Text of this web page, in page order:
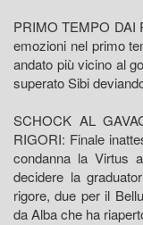
PRIMO TEMPO DAI
emozioni nel primo
andato più vicino al
superato Sibi
SCHOCK AL
RIGORI: Finale
condanna la Virtus
decidere la
rigore, due per il
da Alba che ha